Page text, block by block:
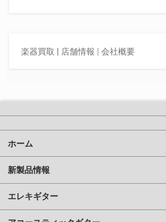
楽器買取 | 店舗情報 | 会社概要
ホーム
新製品情報
エレキギター